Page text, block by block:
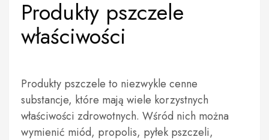
Produkty pszczele
właściwości
Produkty pszczele to niezwykle cenne
substancje, które mają wiele korzystnych
właściwości zdrowotnych. Wśród nich można
wymienić miód, propolis, pyłek pszczeli,